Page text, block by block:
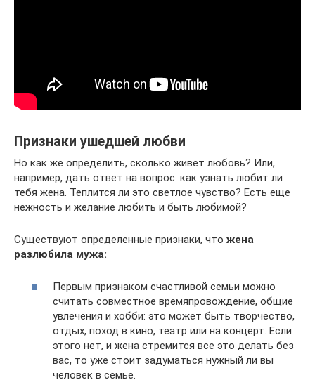
Признаки ушедшей любви
Но как же определить, сколько живет любовь? Или,
например, дать ответ на вопрос: как узнать любит ли
тебя жена. Теплится ли это светлое чувство? Есть еще
нежность и желание любить и быть любимой?
Существуют определенные признаки, что жена
разлюбила мужа:
Первым признаком счастливой семьи можно
считать совместное времяпровождение, общие
увлечения и хобби: это может быть творчество,
отдых, поход в кино, театр или на концерт. Если
этого нет, и жена стремится все это делать без
вас, то уже стоит задуматься нужный ли вы
человек в семье.